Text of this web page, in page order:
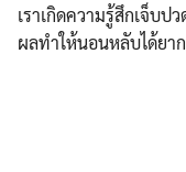
เราเกิดความรู้สึกเจ็บป
ผลทำให้นอนหลับได้ยา